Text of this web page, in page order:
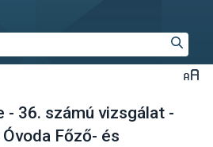
- 36. számú vizsgálat -
Főző- és